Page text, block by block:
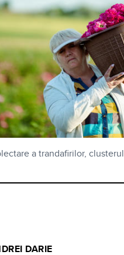
a trandafirilor, clusterul
DARIE